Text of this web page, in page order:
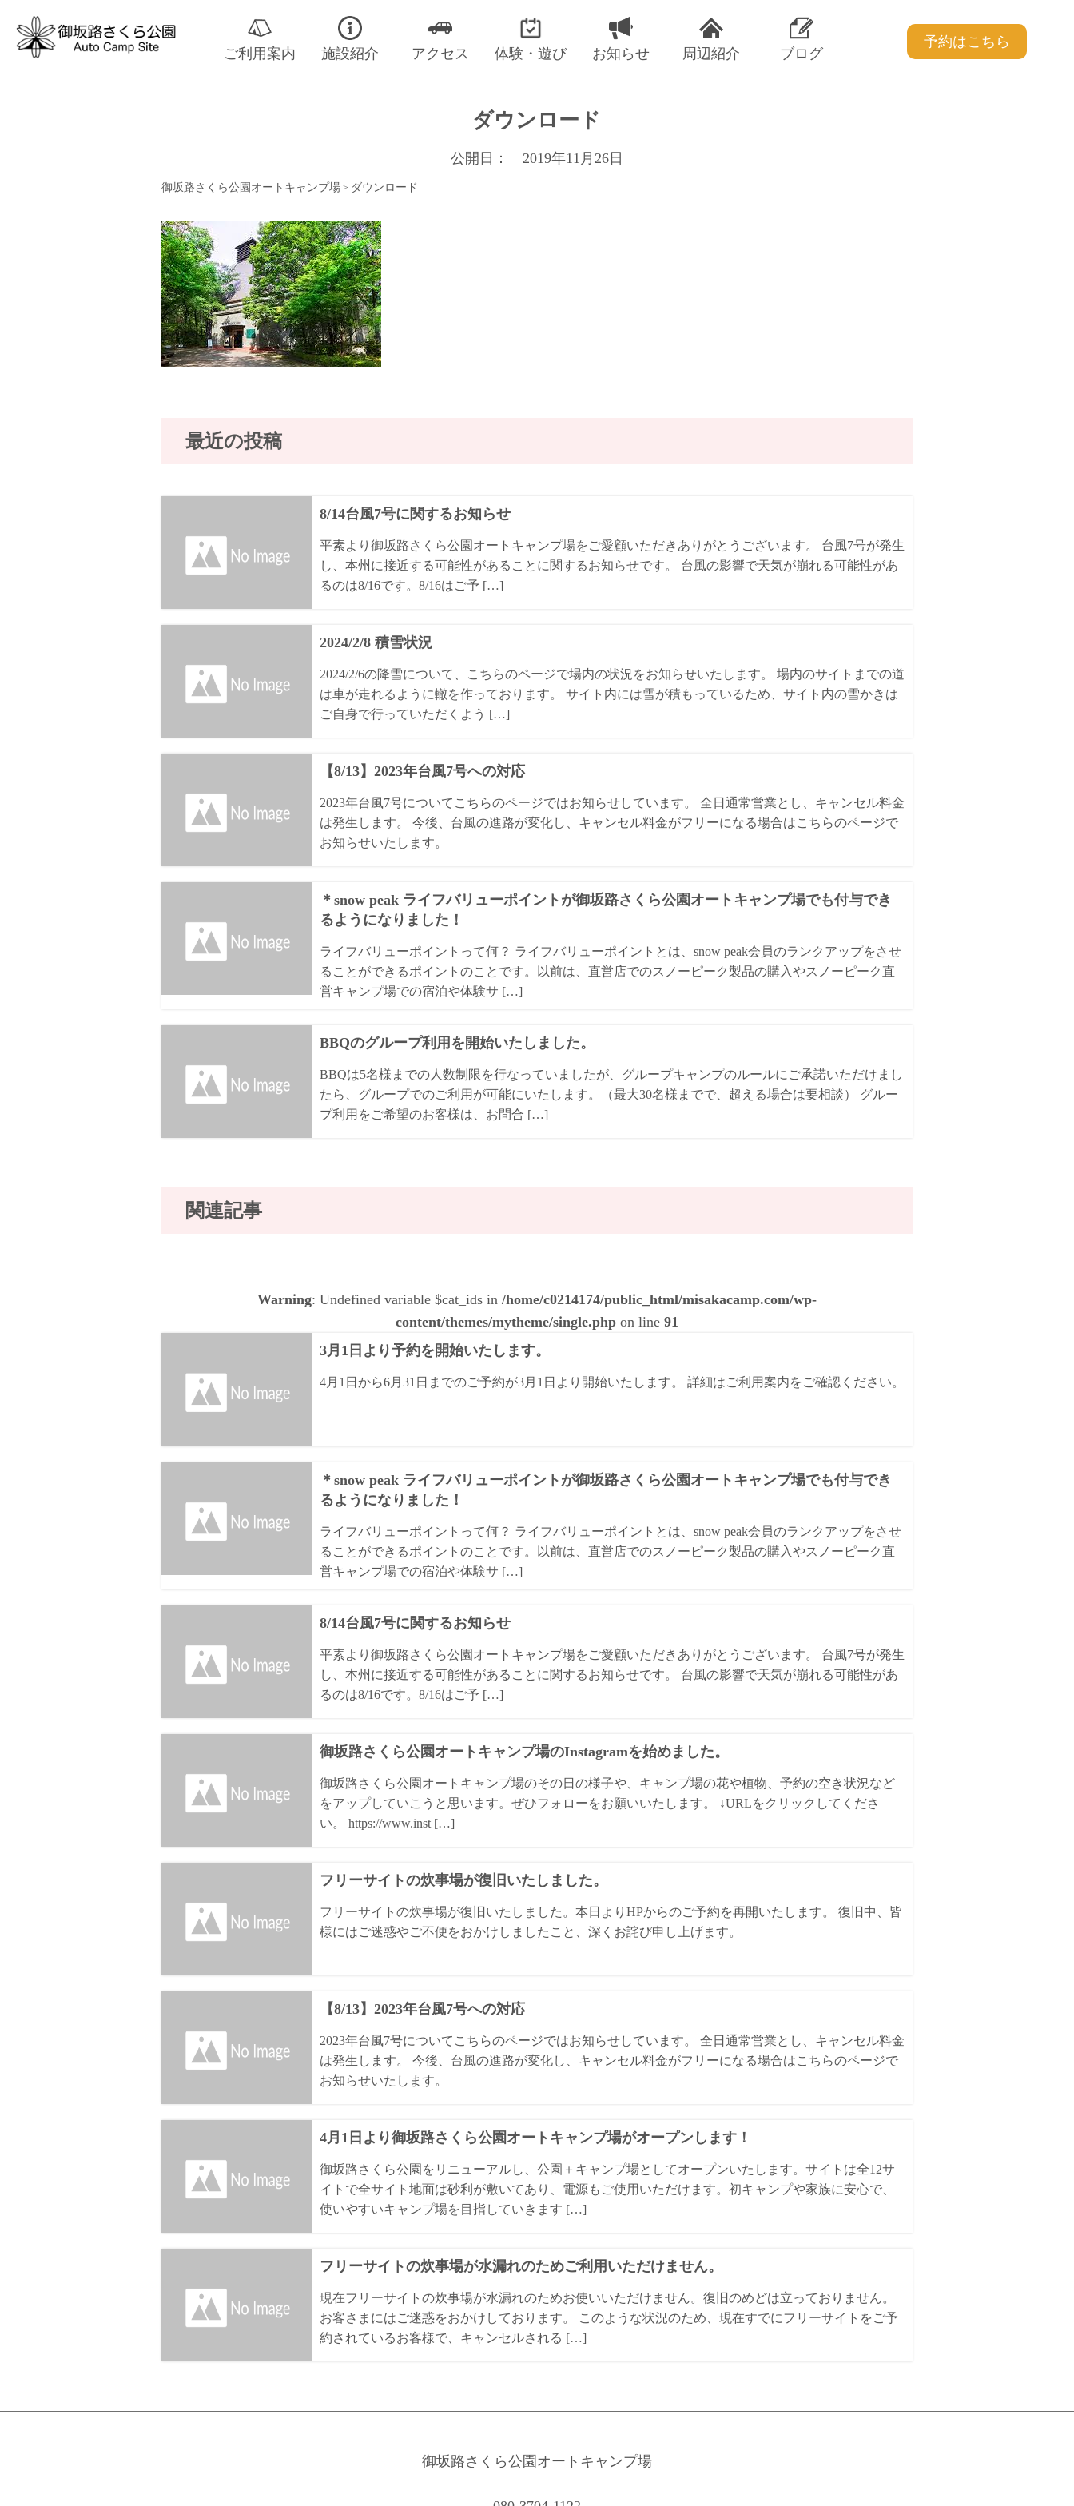
ご利用案内 施設紹介 アクセス 体験・遊び お知らせ 周辺紹介 ブログ
予約はこちら
ダウンロード
公開日： 2019年11月26日
御坂路さくら公園オートキャンプ場> ダウンロード
最近の投稿
8/14台風7号に関するお知らせ
平素より御坂路さくら公園オートキャンプ場をご愛顧いただきありがとうございます。 台風7号が発生
し、本州に接近する可能性があることに関するお知らせです。 台風の影響で天気が崩れる可能性があ
るのは8/16です。8/16はご予 […]
2024/2/8 積雪状況
2024/2/6の降雪について、こちらのページで場内の状況をお知らせいたします。 場内のサイトまでの道
は車が走れるように轍を作っております。 サイト内には雪が積もっているため、サイト内の雪かきは
ご自身で行っていただくよう […]
【8/13】2023年台風7号への対応
2023年台風7号についてこちらのページではお知らせしています。 全日通常営業とし、キャンセル料金
は発生します。 今後、台風の進路が変化し、キャンセル料金がフリーになる場合はこちらのページで
お知らせいたします。
＊snow peak ライフバリューポイントが御坂路さくら公園オートキャンプ場でも付与でき
るようになりました！
ライフバリューポイントって何？ ライフバリューポイントとは、snow peak会員のランクアップをさせ
ることができるポイントのことです。以前は、直営店でのスノーピーク製品の購入やスノーピーク直
営キャンプ場での宿泊や体験サ […]
BBQのグループ利用を開始いたしました。
BBQは5名様までの人数制限を行なっていましたが、グループキャンプのルールにご承諾いただけまし
たら、グループでのご利用が可能にいたします。（最大30名様までで、超える場合は要相談） グルー
プ利用をご希望のお客様は、お問合 […]
関連記事
Warning: Undefined variable $cat_ids in /home/c0214174/public_html/misakacamp.com/wp-
content/themes/mytheme/single.phpon line 91
3月1日より予約を開始いたします。
4月1日から6月31日までのご予約が3月1日より開始いたします。 詳細はご利用案内をご確認ください。
＊snow peak ライフバリューポイントが御坂路さくら公園オートキャンプ場でも付与でき
るようになりました！
ライフバリューポイントって何？ ライフバリューポイントとは、snow peak会員のランクアップをさせ
ることができるポイントのことです。以前は、直営店でのスノーピーク製品の購入やスノーピーク直
営キャンプ場での宿泊や体験サ […]
8/14台風7号に関するお知らせ
平素より御坂路さくら公園オートキャンプ場をご愛顧いただきありがとうございます。 台風7号が発生
し、本州に接近する可能性があることに関するお知らせです。 台風の影響で天気が崩れる可能性があ
るのは8/16です。8/16はご予 […]
御坂路さくら公園オートキャンプ場のInstagramを始めました。
御坂路さくら公園オートキャンプ場のその日の様子や、キャンプ場の花や植物、予約の空き状況など
をアップしていこうと思います。ぜひフォローをお願いいたします。 ↓URLをクリックしてくださ
い。 https://www.inst […]
フリーサイトの炊事場が復旧いたしました。
フリーサイトの炊事場が復旧いたしました。本日よりHPからのご予約を再開いたします。 復旧中、皆
様にはご迷惑やご不便をおかけしましたこと、深くお詫び申し上げます。
【8/13】2023年台風7号への対応
2023年台風7号についてこちらのページではお知らせしています。 全日通常営業とし、キャンセル料金
は発生します。 今後、台風の進路が変化し、キャンセル料金がフリーになる場合はこちらのページで
お知らせいたします。
4月1日より御坂路さくら公園オートキャンプ場がオープンします！
御坂路さくら公園をリニューアルし、公園＋キャンプ場としてオープンいたします。サイトは全12サ
イトで全サイト地面は砂利が敷いてあり、電源もご使用いただけます。初キャンプや家族に安心で、
使いやすいキャンプ場を目指していきます […]
フリーサイトの炊事場が水漏れのためご利用いただけません。
現在フリーサイトの炊事場が水漏れのためお使いいただけません。復旧のめどは立っておりません。
お客さまにはご迷惑をおかけしております。 このような状況のため、現在すでにフリーサイトをご予
約されているお客様で、キャンセルされる […]
御坂路さくら公園オートキャンプ場